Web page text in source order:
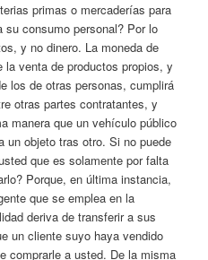
primas o mercaderías para
consumo personal? Por lo
y no dinero. La moneda de
venta de productos propios, y
los de otras personas, cumplirá
otras partes contratantes, y
manera que un vehículo público
un objeto tras otro. Si no puede
que es solamente por falta
Porque, en última instancia,
que se emplea en la
deriva de transferir a sus
un cliente suyo haya vendido
comprarle a usted. De la misma